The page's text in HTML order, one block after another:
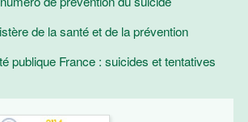
de la santé et de la prévention
publique France : suicides et tentatives